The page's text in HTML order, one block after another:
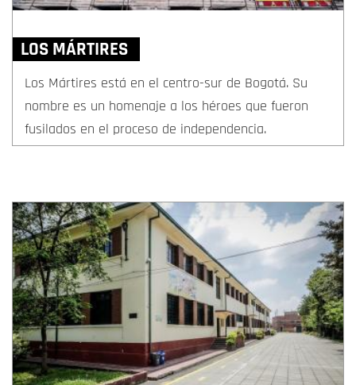
LOS MÁRTIRES
Los Mártires está en el centro-sur de Bogotá. Su
nombre es un homenaje a los héroes que fueron
fusilados en el proceso de independencia.